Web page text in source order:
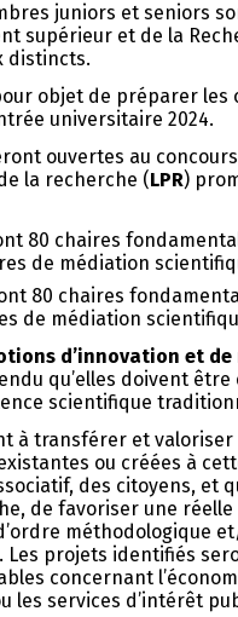
juniors et seniors
supérieur et de la
distincts.
objet de préparer les
universitaire 2024.
ouvertes au
la recherche (LPR)
80 chaires
de médiation
80 chaires
de médiation
d’innovation et
qu’elles doivent
scientifique
à transférer et
ou créées à
des citoyens, et
de favoriser une
méthodologique
Les projets identifiés
concernant
les services d’intérêt